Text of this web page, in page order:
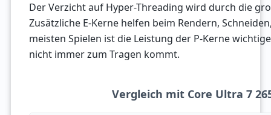
Der Verzicht auf Hyper-Threading wird durch die
Zusätzliche E-Kerne helfen beim Rendern,
meisten Spielen ist die Leistung der P-Kerne
nicht immer zum Tragen kommt.
Vergleich mit Core Ultra 7